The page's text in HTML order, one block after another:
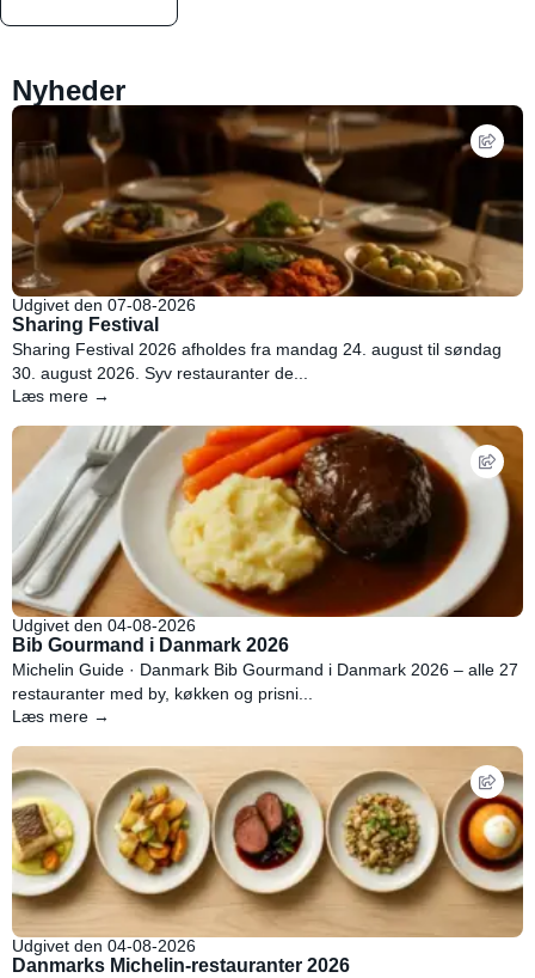
Nyheder
Udgivet den 07-08-2026
Sharing Festival
Sharing Festival 2026 afholdes fra mandag 24. august til søndag
30. august 2026. Syv restauranter de...
Læs mere →
Udgivet den 04-08-2026
Bib Gourmand i Danmark 2026
Michelin Guide · Danmark Bib Gourmand i Danmark 2026 – alle 27
restauranter med by, køkken og prisni...
Læs mere →
Udgivet den 04-08-2026
Danmarks Michelin-restauranter 2026